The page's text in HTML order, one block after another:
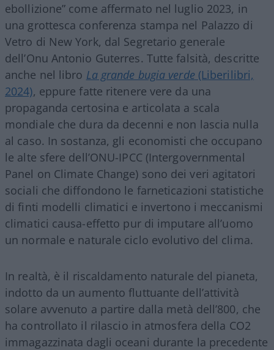
ebollizione” come affermato nel luglio 2023, in
una grottesca conferenza stampa nel Palazzo di
Vetro di New York, dal Segretario generale
dell’Onu Antonio Guterres. Tutte falsità, descritte
anche nel libro La grande bugia verde(Liberilibri,
2024), eppure fatte ritenere vere da una
propaganda certosina e articolata a scala
mondiale che dura da decenni e non lascia nulla
al caso. In sostanza, gli economisti che occupano
le alte sfere dell’ONU-IPCC (Intergovernmental
Panel on Climate Change) sono dei veri agitatori
sociali che diffondono le farneticazioni statistiche
di finti modelli climatici e invertono i meccanismi
climatici causa-effetto pur di imputare all’uomo
un normale e naturale ciclo evolutivo del clima.
In realtà, è il riscaldamento naturale del pianeta,
indotto da un aumento fluttuante dell’attività
solare avvenuto a partire dalla metà dell’800, che
ha controllato il rilascio in atmosfera della CO2
immagazzinata dagli oceani durante la precedente